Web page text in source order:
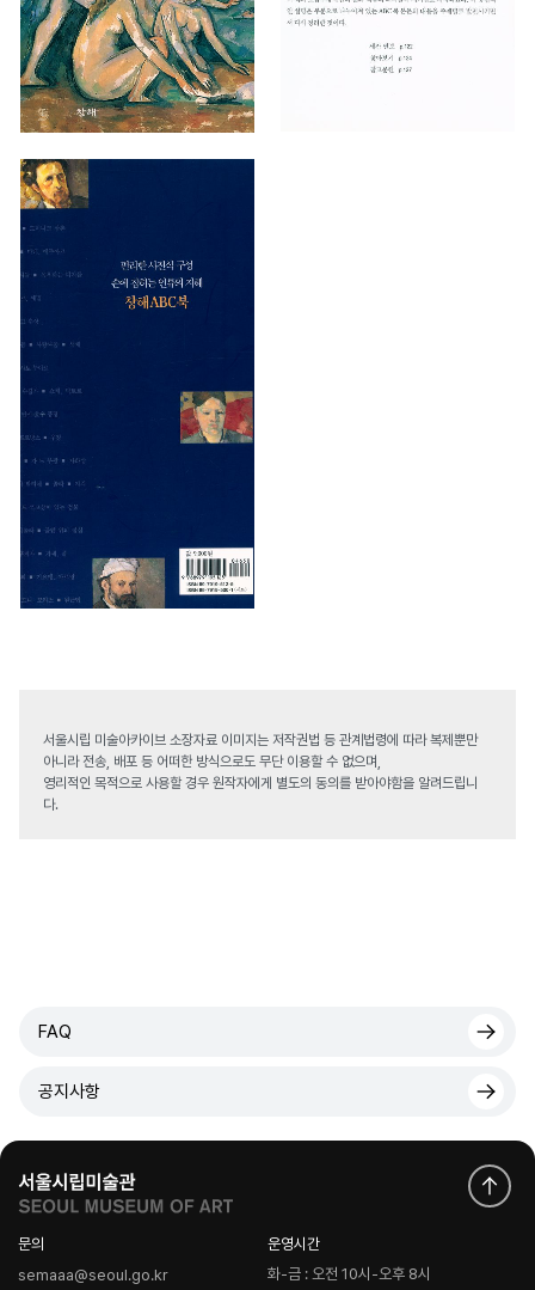
서울시립 미술아카이브 소장자료 이미지는 저작권법 등 관계법령에 따라 복제뿐만
아니라 전송, 배포 등 어떠한 방식으로도 무단 이용할 수 없으며,
영리적인 목적으로 사용할 경우 원작자에게 별도의 동의를 받아야함을 알려드립니
다.
FAQ
공지사항
문의
semaaa@seoul.go.kr
운영시간
화-금 : 오전 10시-오후 8시